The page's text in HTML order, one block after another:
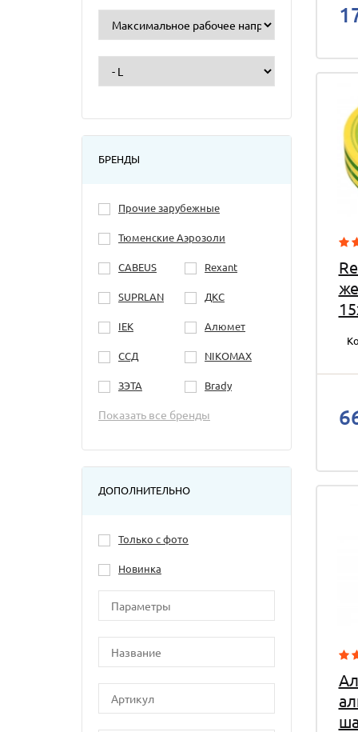
БРЕНДЫ
Прочие зарубежные
Тюменские Аэрозоли
CABEUS Rexant
SUPRLAN ДКС
IEK Алюмет
ССД NIKOMAX
ЗЭТА Brady
Показать все бренды
ДОПОЛНИТЕЛЬНО
Только с фото
Новинка